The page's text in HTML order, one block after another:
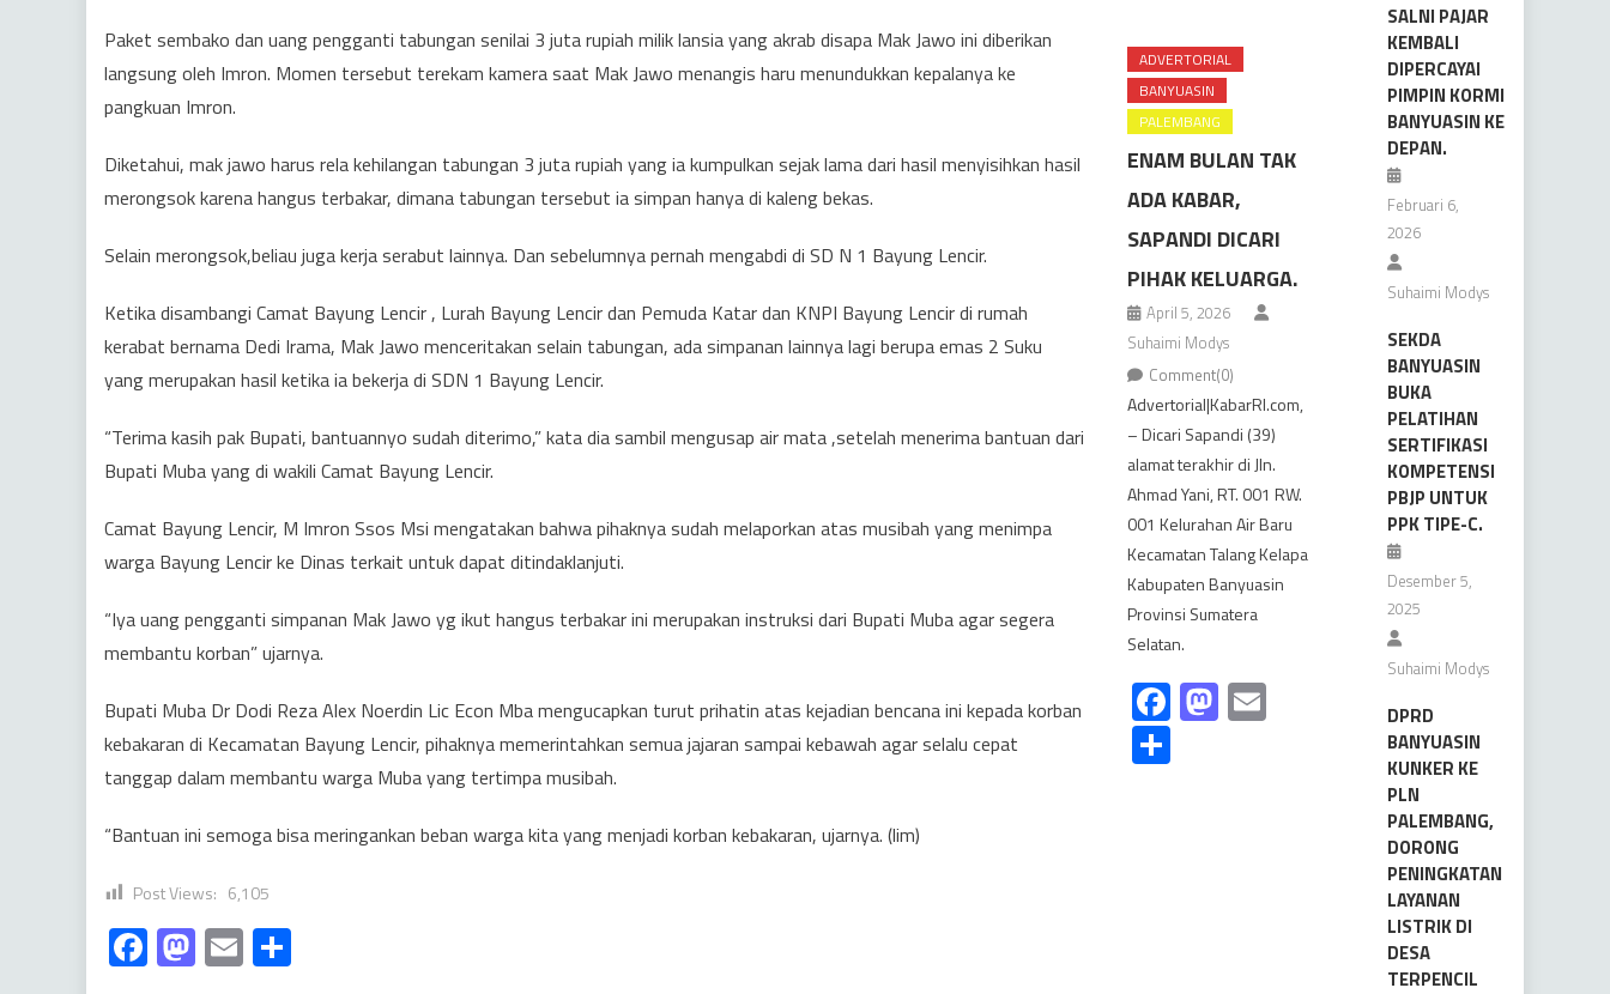
Paket sembako dan uang pengganti tabungan senilai 3 juta rupiah milik lansia yang akrab disapa Mak Jawo ini diberikan
langsung oleh Imron. Momen tersebut terekam kamera saat Mak Jawo menangis haru menundukkan kepalanya ke
pangkuan Imron.
Diketahui, mak jawo harus rela kehilangan tabungan 3 juta rupiah yang ia kumpulkan sejak lama dari hasil menyisihkan hasil
merongsok karena hangus terbakar, dimana tabungan tersebut ia simpan hanya di kaleng bekas.
Selain merongsok,beliau juga kerja serabut lainnya. Dan sebelumnya pernah mengabdi di SD N 1 Bayung Lencir.
Ketika disambangi Camat Bayung Lencir , Lurah Bayung Lencir dan Pemuda Katar dan KNPI Bayung Lencir di rumah
kerabat bernama Dedi Irama, Mak Jawo menceritakan selain tabungan, ada simpanan lainnya lagi berupa emas 2 Suku
yang merupakan hasil ketika ia bekerja di SDN 1 Bayung Lencir.
“Terima kasih pak Bupati, bantuannyo sudah diterimo,” kata dia sambil mengusap air mata ,setelah menerima bantuan dari
Bupati Muba yang di wakili Camat Bayung Lencir.
Camat Bayung Lencir, M Imron Ssos Msi mengatakan bahwa pihaknya sudah melaporkan atas musibah yang menimpa
warga Bayung Lencir ke Dinas terkait untuk dapat ditindaklanjuti.
“Iya uang pengganti simpanan Mak Jawo yg ikut hangus terbakar ini merupakan instruksi dari Bupati Muba agar segera
membantu korban” ujarnya.
Bupati Muba Dr Dodi Reza Alex Noerdin Lic Econ Mba mengucapkan turut prihatin atas kejadian bencana ini kepada korban
kebakaran di Kecamatan Bayung Lencir, pihaknya memerintahkan semua jajaran sampai kebawah agar selalu cepat
tanggap dalam membantu warga Muba yang tertimpa musibah.
“Bantuan ini semoga bisa meringankan beban warga kita yang menjadi korban kebakaran, ujarnya. (lim)
Post Views: 6,105
Facebook
Mastodon
Email
ADVERTORIAL
BANYUASIN
PALEMBANG
ENAM BULAN TAK
ADA KABAR,
SAPANDI DICARI
PIHAK KELUARGA.
April 5, 2026
Suhaimi Modys
Comment(0)
Advertorial|KabarRI.com,
– Dicari Sapandi (39)
alamat terakhir di Jln.
Ahmad Yani, RT. 001 RW.
001 Kelurahan Air Baru
Kecamatan Talang Kelapa
Kabupaten Banyuasin
Provinsi Sumatera
Selatan.
Facebook
Mastodon
SALNI PAJAR
KEMBALI
DIPERCAYAI
PIMPIN KORMI
BANYUASIN KE
DEPAN.
Februari 6,
2026
Suhaimi Modys
SEKDA
BANYUASIN
BUKA
PELATIHAN
SERTIFIKASI
KOMPETENSI
PBJP UNTUK
PPK TIPE-C.
Desember 5,
2025
Suhaimi Modys
DPRD
BANYUASIN
KUNKER KE
PLN
PALEMBANG,
DORONG
PENINGKATAN
LAYANAN
LISTRIK DI
DESA
TERPENCIL